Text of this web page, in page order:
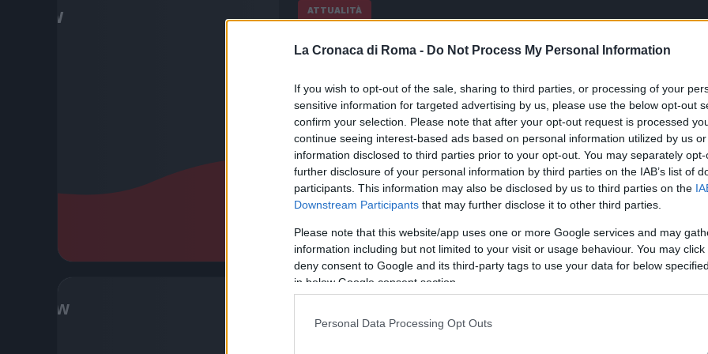
La Cronaca di Roma - Do Not Process My Personal Information
If you wish to opt-out of the sale, sharing to third parties, or processing of your
sensitive information for targeted advertising by us, please use the below opt-out
confirm your selection. Please note that after your opt-out request is processed
continue seeing interest-based ads based on personal information utilized by us
information disclosed to third parties prior to your opt-out. You may separately
further disclosure of your personal information by third parties on the IAB’s list of
participants. This information may also be disclosed by us to third parties on the
Downstream Participants that may further disclose it to other third parties.
Please note that this website/app uses one or more Google services and may
information including but not limited to your visit or usage behaviour. You may
deny consent to Google and its third-party tags to use your data for below
in below Google consent section.
Personal Data Processing Opt Outs
ATTUALITÀ
Ronaldo alla Roma? Il portoghese
chiede la cessione al Manchester
United
2 Luglio 2022 - 18:35 Stefano Ferrera
Ronaldo alla Roma? Una possibilità, magari remota, ma non
impossibile. Il fenomeno portoghese, stando a quanto riportato
dal The Times, avrebbe infatti chiesto al Manchester United di
essere ceduto.…
Leggi l’articolo →
Cristiano Ronaldo alla Roma, Rosella